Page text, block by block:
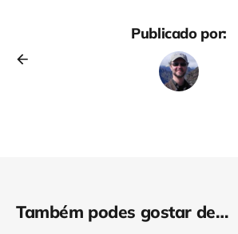
Publicado por:
Também podes gostar de…